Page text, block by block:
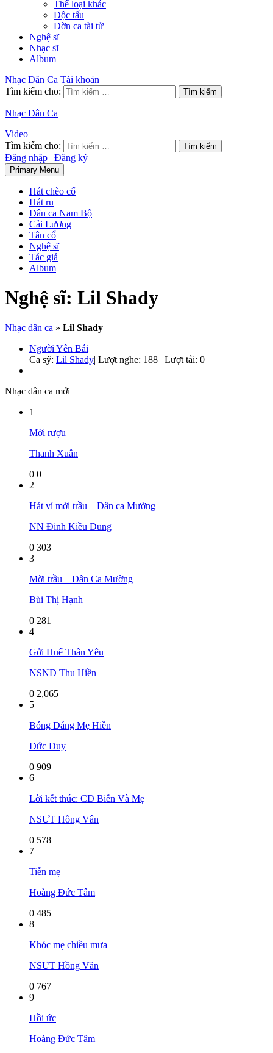
Thể loại khác
Độc tấu
Đờn ca tài tử
Nghệ sĩ
Nhạc sĩ
Album
Nhạc Dân Ca Tài khoản
Tìm kiếm cho:
Nhạc Dân Ca
Video
Tìm kiếm cho:
Đăng nhập | Đăng ký
Primary Menu
Hát chèo cổ
Hát ru
Dân ca Nam Bộ
Cải Lương
Tân cổ
Nghệ sĩ
Tác giả
Album
Nghệ sĩ: Lil Shady
Nhạc dân ca » Lil Shady
Người Yên Bái
Ca sỹ: Lil Shady| Lượt nghe: 188 | Lượt tải: 0
Nhạc dân ca mới
1
Mời rượu
Thanh Xuân
0 0
2
Hát ví mời trầu – Dân ca Mường
NN Đinh Kiều Dung
0 303
3
Mời trầu – Dân Ca Mường
Bùi Thị Hạnh
0 281
4
Gởi Huế Thân Yêu
NSND Thu Hiền
0 2,065
5
Bóng Dáng Mẹ Hiền
Đức Duy
0 909
6
Lời kết thúc: CD Biển Và Mẹ
NSƯT Hồng Vân
0 578
7
Tiễn mẹ
Hoàng Đức Tâm
0 485
8
Khóc mẹ chiều mưa
NSƯT Hồng Vân
0 767
9
Hồi ức
Hoàng Đức Tâm